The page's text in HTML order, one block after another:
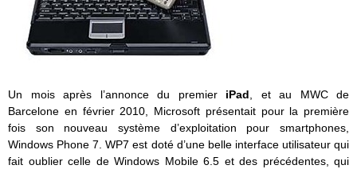
Un mois après l’annonce du premier iPad , et au MWC de
Barcelone en février 2010, Microsoft présentait pour la première
fois son nouveau système d’exploitation pour smartphones,
Windows Phone 7. WP7 est doté d’une belle interface utilisateur qui
fait oublier celle de Windows Mobile 6.5 et des précédentes, qui